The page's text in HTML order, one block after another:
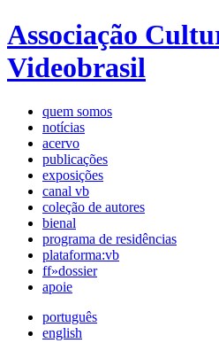
Associação
Videobrasil
quem somos
notícias
acervo
publicações
exposições
canal vb
coleção de autores
bienal
programa de residências
plataforma:vb
ff»dossier
apoie
português
english